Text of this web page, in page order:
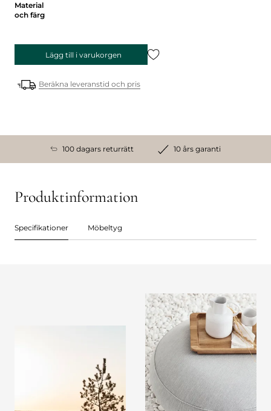
Material
och färg
Lägg till i varukorgen
Beräkna leveranstid och pris
100 dagars returrätt 10 års garanti
Produktinformation
Specifikationer Möbeltyg